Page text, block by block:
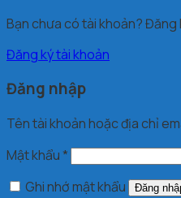
Bạn chưa có tài khoản? Đăng
Đăng ký tài khoản
Đăng nhập
Tên tài khoản hoặc địa chỉ
Mật khẩu*
Ghi nhớ mật khẩu
Đăng